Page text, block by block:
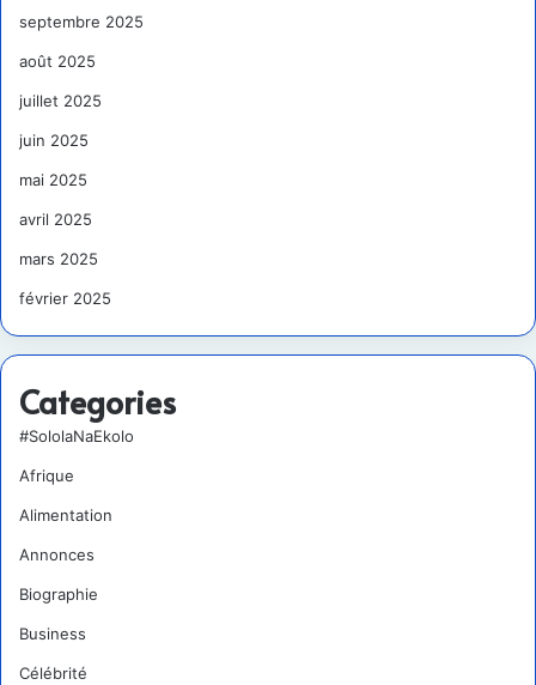
septembre 2025
août 2025
juillet 2025
juin 2025
mai 2025
avril 2025
mars 2025
février 2025
Categories
#SololaNaEkolo
Afrique
Alimentation
Annonces
Biographie
Business
Célébrité